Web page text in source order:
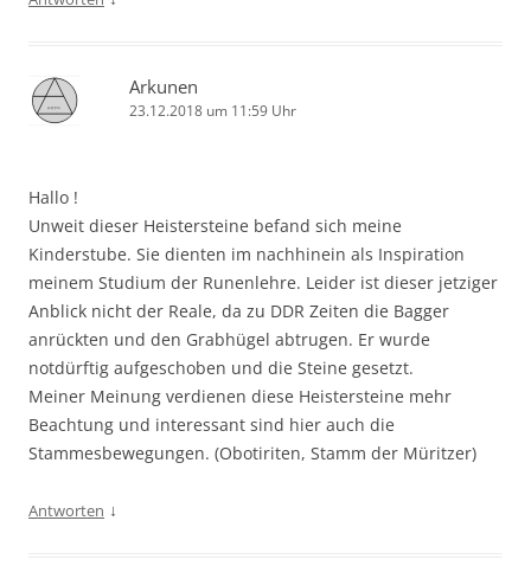
Arkunen
23.12.2018 um 11:59 Uhr
Hallo !
Unweit dieser Heistersteine befand sich meine
Kinderstube. Sie dienten im nachhinein als Inspiration
meinem Studium der Runenlehre. Leider ist dieser jetziger
Anblick nicht der Reale, da zu DDR Zeiten die Bagger
anrückten und den Grabhügel abtrugen. Er wurde
notdürftig aufgeschoben und die Steine gesetzt.
Meiner Meinung verdienen diese Heistersteine mehr
Beachtung und interessant sind hier auch die
Stammesbewegungen. (Obotiriten, Stamm der Müritzer)
Antworten ↓